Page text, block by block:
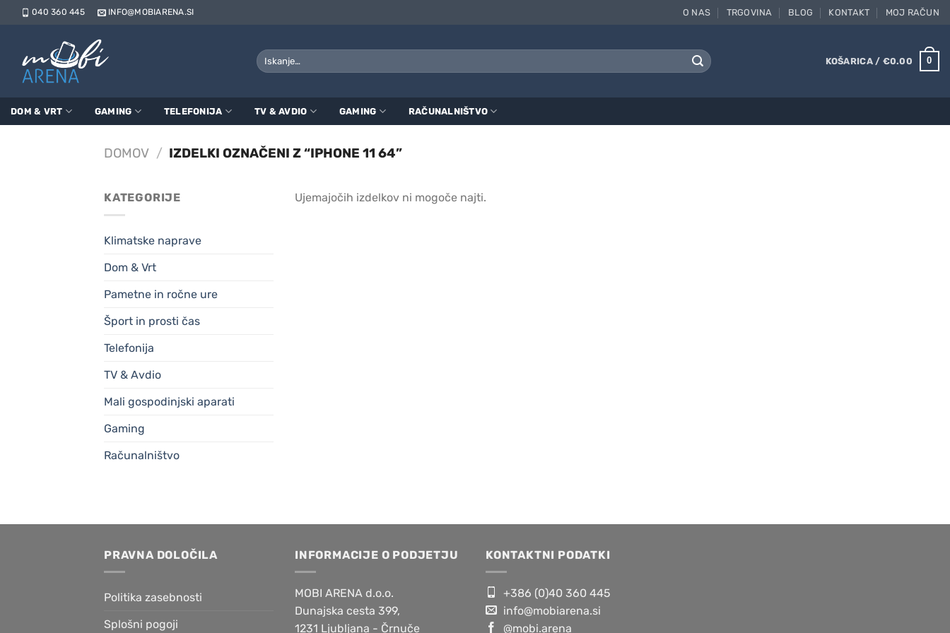
Skoči 040 360 445 INFO@MOBIARENA.SI O NAS TRGOVINA BLOG KONTAKT MOJ RAČUN
Išči:
KOŠARICA / €0.00 0
DOM & VRT GAMING TELEFONIJA TV & AVDIO GAMING RAČUNALNIŠTVO
DOMOV / IZDELKI OZNAČENI Z “IPHONE 11 64”
KATEGORIJE
Klimatske naprave
Dom & Vrt
Pametne in ročne ure
Šport in prosti čas
Telefonija
TV & Avdio
Mali gospodinjski aparati
Gaming
Računalništvo
Ujemajočih izdelkov ni mogoče najti.
PRAVNA DOLOČILA
Politika zasebnosti
Splošni pogoji
INFORMACIJE O PODJETJU
MOBI ARENA d.o.o.
Dunajska cesta 399,
1231 Ljubljana - Črnuče
KONTAKTNI PODATKI
+386 (0)40 360 445
info@mobiarena.si
@mobi.arena